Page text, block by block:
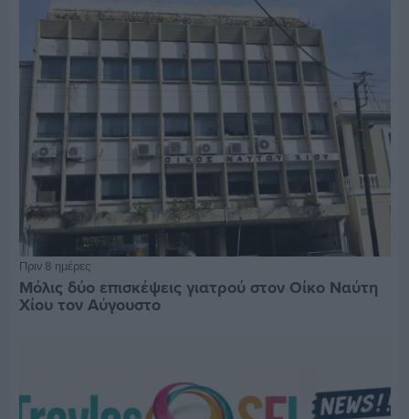
Πριν 8 ημέρες
Μόλις δύο επισκέψεις γιατρού στον Οίκο Ναύτη
Χίου τον Αύγουστο